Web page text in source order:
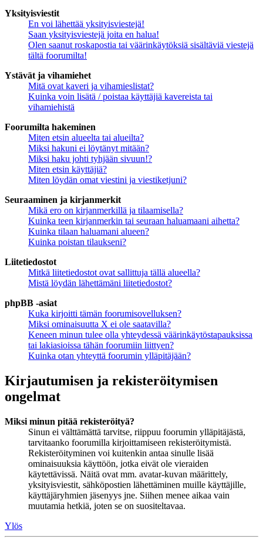
Yksityisviestit
En voi lähettää yksityisviestejä!
Saan yksityisviestejä joita en halua!
Olen saanut roskapostia tai väärinkäytöksiä sisältäviä viestejä
tältä foorumilta!
Ystävät ja vihamiehet
Mitä ovat kaveri ja vihamieslistat?
Kuinka voin lisätä / poistaa käyttäjiä kavereista tai
vihamiehistä
Foorumilta hakeminen
Miten etsin alueelta tai alueilta?
Miksi hakuni ei löytänyt mitään?
Miksi haku johti tyhjään sivuun!?
Miten etsin käyttäjiä?
Miten löydän omat viestini ja viestiketjuni?
Seuraaminen ja kirjanmerkit
Mikä ero on kirjanmerkillä ja tilaamisella?
Kuinka teen kirjanmerkin tai seuraan haluamaani aihetta?
Kuinka tilaan haluamani alueen?
Kuinka poistan tilaukseni?
Liitetiedostot
Mitkä liitetiedostot ovat sallittuja tällä alueella?
Mistä löydän lähettämäni liitetiedostot?
phpBB -asiat
Kuka kirjoitti tämän foorumisovelluksen?
Miksi ominaisuutta X ei ole saatavilla?
Keneen minun tulee olla yhteydessä väärinkäytöstapauksissa
tai lakiasioissa tähän foorumiin liittyen?
Kuinka otan yhteyttä foorumin ylläpitäjään?
Kirjautumisen ja rekisteröitymisen
ongelmat
Miksi minun pitää rekisteröityä?
Sinun ei välttämättä tarvitse, riippuu foorumin ylläpitäjästä,
tarvitaanko foorumilla kirjoittamiseen rekisteröitymistä.
Rekisteröityminen voi kuitenkin antaa sinulle lisää
ominaisuuksia käyttöön, jotka eivät ole vieraiden
käytettävissä. Näitä ovat mm. avatar-kuvan määrittely,
yksityisviestit, sähköpostien lähettäminen muille käyttäjille,
käyttäjäryhmien jäsenyys jne. Siihen menee aikaa vain
muutamia hetkiä, joten se on suositeltavaa.
Ylös